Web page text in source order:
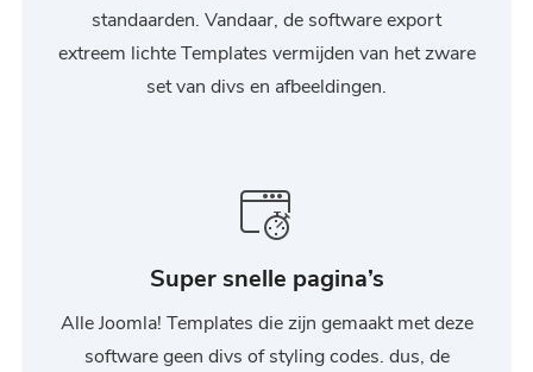
standaarden. Vandaar, de software export
extreem lichte Templates vermijden van het zware
set van divs en afbeeldingen.
Super snelle pagina’s
Alle Joomla! Templates die zijn gemaakt met deze
software geen divs of styling codes. dus, de